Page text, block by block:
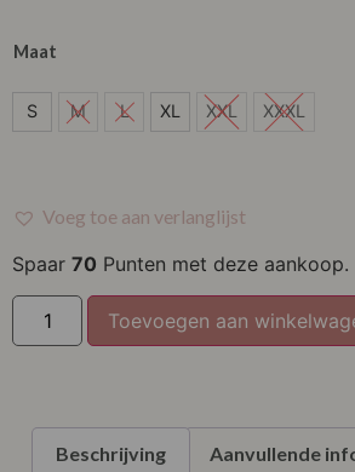
Maat
S
XXL
XXXL
S M L XL XXL XXXL
Voeg toe aan verlanglijst
Spaar 70 Punten met deze aankoop.
Toevoegen aan
Beschrijving Aanvullende